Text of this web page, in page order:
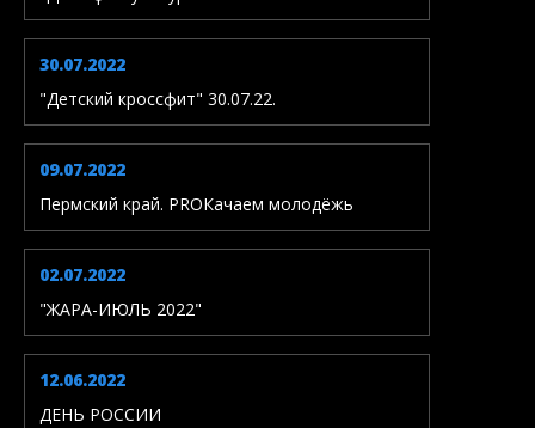
30.07.2022
"Детский кроссфит" 30.07.22.
09.07.2022
Пермский край. PROКачаем молодёжь
02.07.2022
"ЖАРА-ИЮЛЬ 2022"
12.06.2022
ДЕНЬ РОССИИ